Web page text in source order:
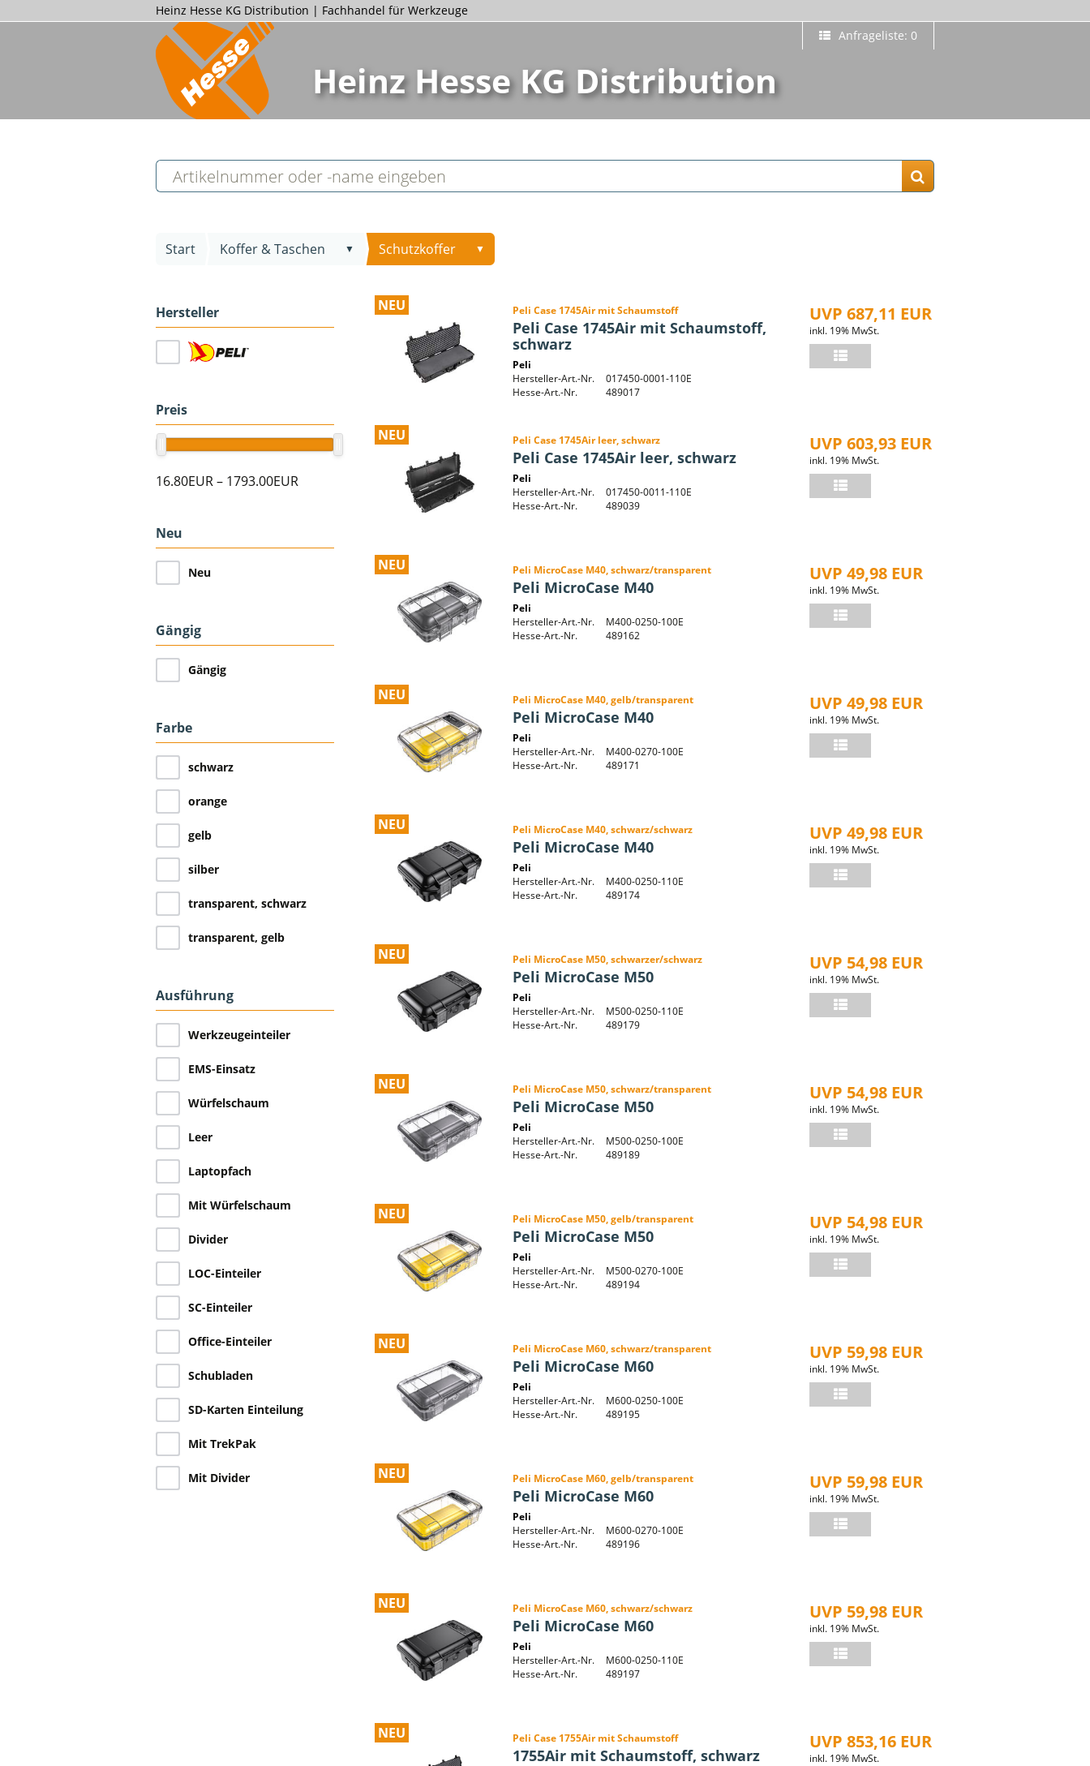
Heinz Hesse KG Distribution | Fachhandel für Werkzeuge
Anfrageliste: 0
Heinz Hesse KG Distribution
Start Koffer & Taschen ▼ Schutzkoffer ▼
Hersteller
Preis
16.80EUR– 1793.00EUR
Neu
Neu
Gängig
Gängig
Farbe
schwarz
orange
gelb
silber
transparent, schwarz
transparent, gelb
Ausführung
Werkzeugeinteiler
EMS-Einsatz
Würfelschaum
Leer
Laptopfach
Mit Würfelschaum
Divider
LOC-Einteiler
SC-Einteiler
Office-Einteiler
Schubladen
SD-Karten Einteilung
Mit TrekPak
Mit Divider
NEU Peli Case 1745Air mit Schaumstoff
Peli Case 1745Air mit Schaumstoff,
schwarz
Peli
Hersteller-Art.-Nr.
017450-0001-110E
Hesse-Art.-Nr.
489017
UVP 687,11 EUR
inkl. 19% MwSt.
NEU Peli Case 1745Air leer, schwarz
Peli Case 1745Air leer, schwarz
Peli
Hersteller-Art.-Nr.
017450-0011-110E
Hesse-Art.-Nr.
489039
UVP 603,93 EUR
inkl. 19% MwSt.
NEU Peli MicroCase M40, schwarz/transparent
Peli MicroCase M40
Peli
Hersteller-Art.-Nr.
M400-0250-100E
Hesse-Art.-Nr.
489162
UVP 49,98 EUR
inkl. 19% MwSt.
NEU Peli MicroCase M40, gelb/transparent
Peli MicroCase M40
Peli
Hersteller-Art.-Nr.
M400-0270-100E
Hesse-Art.-Nr.
489171
UVP 49,98 EUR
inkl. 19% MwSt.
NEU Peli MicroCase M40, schwarz/schwarz
Peli MicroCase M40
Peli
Hersteller-Art.-Nr.
M400-0250-110E
Hesse-Art.-Nr.
489174
UVP 49,98 EUR
inkl. 19% MwSt.
NEU Peli MicroCase M50, schwarzer/schwarz
Peli MicroCase M50
Peli
Hersteller-Art.-Nr.
M500-0250-110E
Hesse-Art.-Nr.
489179
UVP 54,98 EUR
inkl. 19% MwSt.
NEU Peli MicroCase M50, schwarz/transparent
Peli MicroCase M50
Peli
Hersteller-Art.-Nr.
M500-0250-100E
Hesse-Art.-Nr.
489189
UVP 54,98 EUR
inkl. 19% MwSt.
NEU Peli MicroCase M50, gelb/transparent
Peli MicroCase M50
Peli
Hersteller-Art.-Nr.
M500-0270-100E
Hesse-Art.-Nr.
489194
UVP 54,98 EUR
inkl. 19% MwSt.
NEU Peli MicroCase M60, schwarz/transparent
Peli MicroCase M60
Peli
Hersteller-Art.-Nr.
M600-0250-100E
Hesse-Art.-Nr.
489195
UVP 59,98 EUR
inkl. 19% MwSt.
NEU Peli MicroCase M60, gelb/transparent
Peli MicroCase M60
Peli
Hersteller-Art.-Nr.
M600-0270-100E
Hesse-Art.-Nr.
489196
UVP 59,98 EUR
inkl. 19% MwSt.
NEU Peli MicroCase M60, schwarz/schwarz
Peli MicroCase M60
Peli
Hersteller-Art.-Nr.
M600-0250-110E
Hesse-Art.-Nr.
489197
UVP 59,98 EUR
inkl. 19% MwSt.
NEU Peli Case 1755Air mit Schaumstoff
1755Air mit Schaumstoff, schwarz
UVP 853,16 EUR
inkl. 19% MwSt.